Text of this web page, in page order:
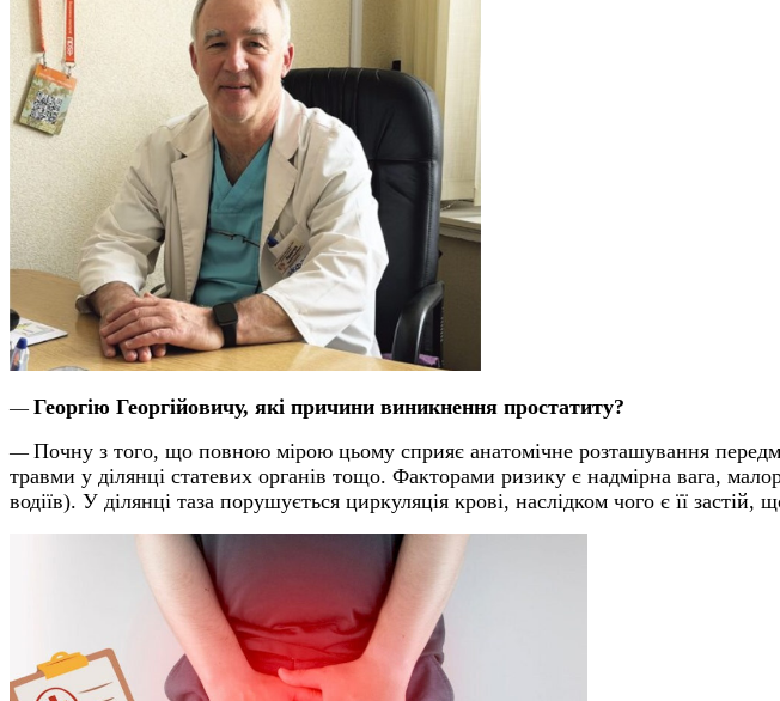
— Георгію Георгійовичу, які причини виникнення простатиту?
— Почну з того, що повною мірою цьому сприяє анатомічне розташування
травми у ділянці статевих органів тощо. Факторами ризику є надмірна вага,
водіїв). У ділянці таза порушується циркуляція крові, наслідком чого є її